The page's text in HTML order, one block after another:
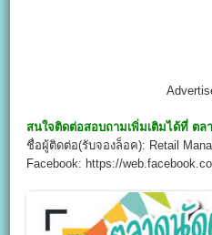
สนใจติดต่อสอบถามเพิ่มเติมได้ที่ ตล
ชื่อผู้ติดต่อ(รับจองล็อค): Retail
Facebook: https://